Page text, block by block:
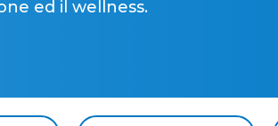
ed il wellness.